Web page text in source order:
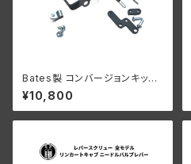
Bates製 コンバージョンキット
キャブレーター ハーレーダビッ
ドソン ナックル フラットヘッド 1
936-39年
¥10,800